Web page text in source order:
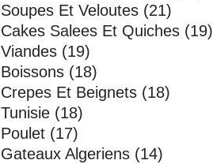
Soupes Et Veloutes (21)
Cakes Salees Et Quiches (19)
Viandes (19)
Boissons (18)
Crepes Et Beignets (18)
Tunisie (18)
Poulet (17)
Gateaux Algeriens (14)